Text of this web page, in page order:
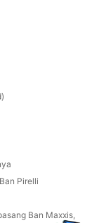
Pirelli
Ban Maxxis,